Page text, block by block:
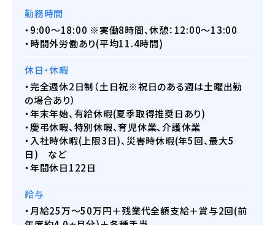
勤務時間
・9:00～18:00 ※実働8時間、休憩：12:00～13:00
・時間外労働あり(平均11.4時間)
休日・休暇
・完全週休2日制（土日祝※祝日のある週は土曜出勤
の場合あり）
・年末年始、有給休暇(夏季取得推奨日あり)
・慶弔休暇、特別休暇、育児休業、介護休業
・入社時休暇(上限3日)、災害時休暇(年5回、最大5
日) など
・年間休日122日
給与
・月給25万～50万円＋残業代全額支給＋賞与2回(前